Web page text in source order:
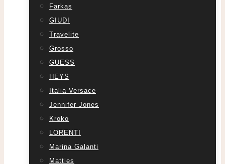
Farkas
GIUDI
Travelite
Grosso
GUESS
HEYS
Italia Versace
Jennifer Jones
Kroko
LORENTI
Marina Galanti
Matties